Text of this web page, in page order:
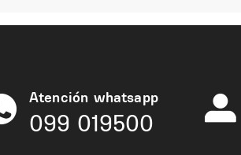
Atención whatsapp
099 019500